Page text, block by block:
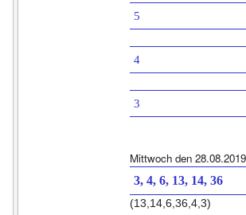
5
4
3
Mittwoch den 28.08.2019
3, 4, 6, 13, 14, 36
(13,14,6,36,4,3)